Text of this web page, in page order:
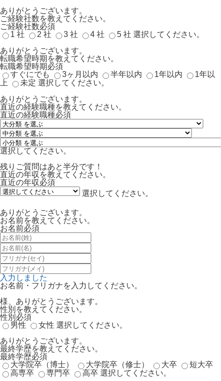
ありがとうございます。
ご経験社数を教えてください。
ご経験社数必須
1 社
2 社 3 社 4 社 5 社 選択してください。
ありがとうございます。
転職希望時期を教えてください。
転職希望時期必須
すぐにでも
3ヶ月以内 半年以内 1年以内
1年以
上
未定 選択してください。
ありがとうございます。
直近の経験職種を教えてください。
直近の経験職種必須
選択してください。
残りご質問はあと半分です！
直近の年収を教えてください。
直近の年収必須
選択してください。
ありがとうございます。
お名前を教えてください。
お名前必須
入力しました
お名前・フリガナを入力してください。
様、ありがとうございます。
性別を教えてください。
性別 必須
男性
女性 選択してください。
ありがとうございます。
最終学歴を教えてください。
最終学歴必須
大学院卒（博士）
大学院卒（修士） 大卒
短大卒
高専卒
専門卒 高卒 選択してください。